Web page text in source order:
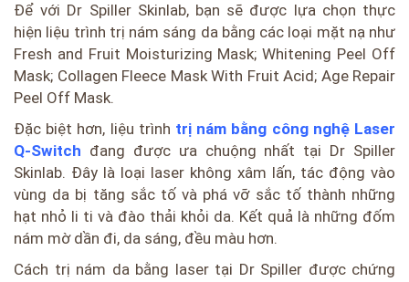
Để với Dr Spiller Skinlab, bạn sẽ được lựa chọn thực
hiện liệu trình trị nám sáng da bằng các loại mặt nạ như
Fresh and Fruit Moisturizing Mask; Whitening Peel Off
Mask; Collagen Fleece Mask With Fruit Acid; Age Repair
Peel Off Mask.
Đặc biệt hơn, liệu trình trị nám bằng công nghệ Laser
Q-Switch đang được ưa chuộng nhất tại Dr Spiller
Skinlab. Đây là loại laser không xâm lấn, tác động vào
vùng da bị tăng sắc tố và phá vỡ sắc tố thành những
hạt nhỏ li ti và đào thải khỏi da. Kết quả là những đốm
nám mờ dần đi, da sáng, đều màu hơn.
Cách trị nám da bằng laser tại Dr Spiller được chứng